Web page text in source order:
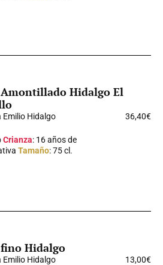
Hidalgo El
Emilio Hidalgo 36,40€
Crianza: 16 años de
Tamaño: 75 cl.
Hidalgo
Emilio Hidalgo 13,00€